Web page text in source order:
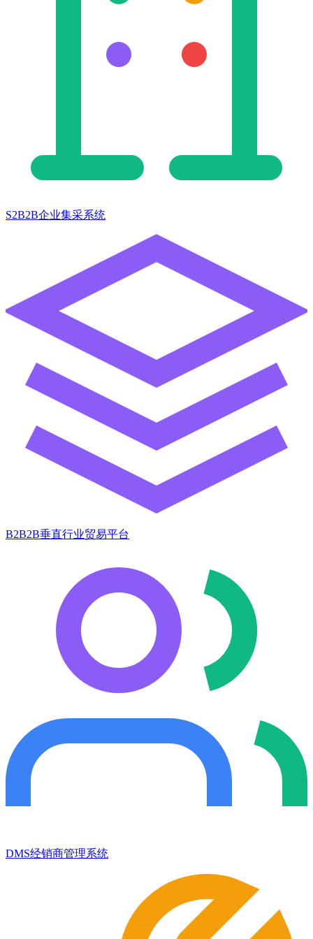
S2B2B企业集采系统
B2B2B垂直行业贸易平台
DMS经销商管理系统